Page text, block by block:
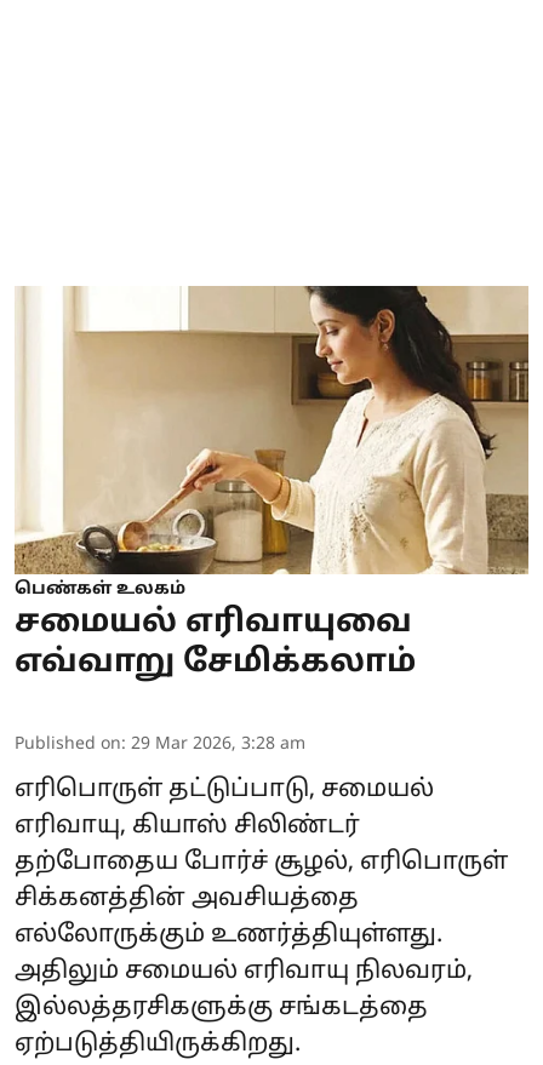
பெண்கள் உலகம்
சமையல் எரிவாயுவை
எவ்வாறு சேமிக்கலாம்
Published on: 29 Mar 2026, 3:28 am
எரிபொருள் தட்டுப்பாடு, சமையல்
எரிவாயு, கியாஸ் சிலிண்டர்
தற்போதைய போர்ச் சூழல், எரிபொருள்
சிக்கனத்தின் அவசியத்தை
எல்லோருக்கும் உணர்த்தியுள்ளது.
அதிலும் சமையல் எரிவாயு நிலவரம்,
இல்லத்தரசிகளுக்கு சங்கடத்தை
ஏற்படுத்தியிருக்கிறது.